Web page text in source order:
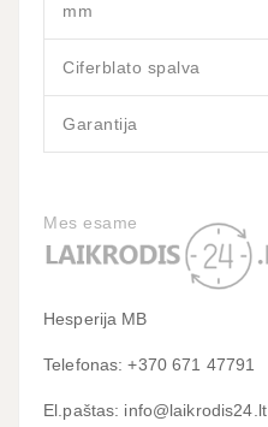
mm
Ciferblato spalva
Garantija
Mes esame
Hesperija MB
Telefonas: +370 671 47791
El.paštas: info@laikrodis24.lt